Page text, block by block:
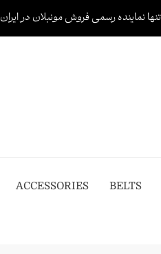
نماینده رسمی فروش مونبلان در ایران
ACCESSORIES BELTS